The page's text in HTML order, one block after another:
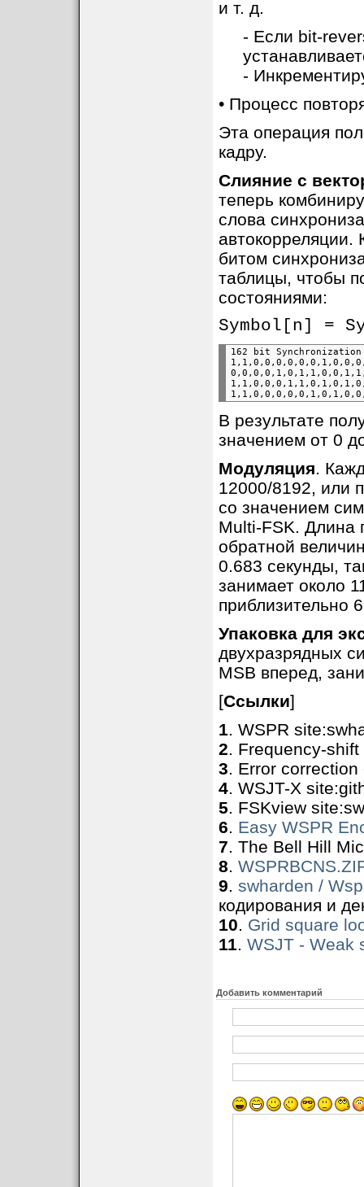
и т. д.
- Если bit-
-
• Процесс
Эта операция
кадру.
Слияние с
теперь
слова
автокорреляции.
битом
таблицы, чтобы
состояниями:
Symbol[n] =
162 bit
В результате
значением от 0
Модуляция.
12000/8192, или
со значением
Multi-FSK. Длина
обратной
0.683 секунды,
занимает около
приблизительно
Упаковка для
двухразрядных
MSB вперед,
[Ссылки]
1. WSPR
2. Frequency-
3. Error
4. WSJT-X
5. FSKview
6. Easy WSPR
7. The Bell Hill
8.
9. swharden /
кодирования и
10. Grid square
11. WSJT - Weak
Добавить комментарий